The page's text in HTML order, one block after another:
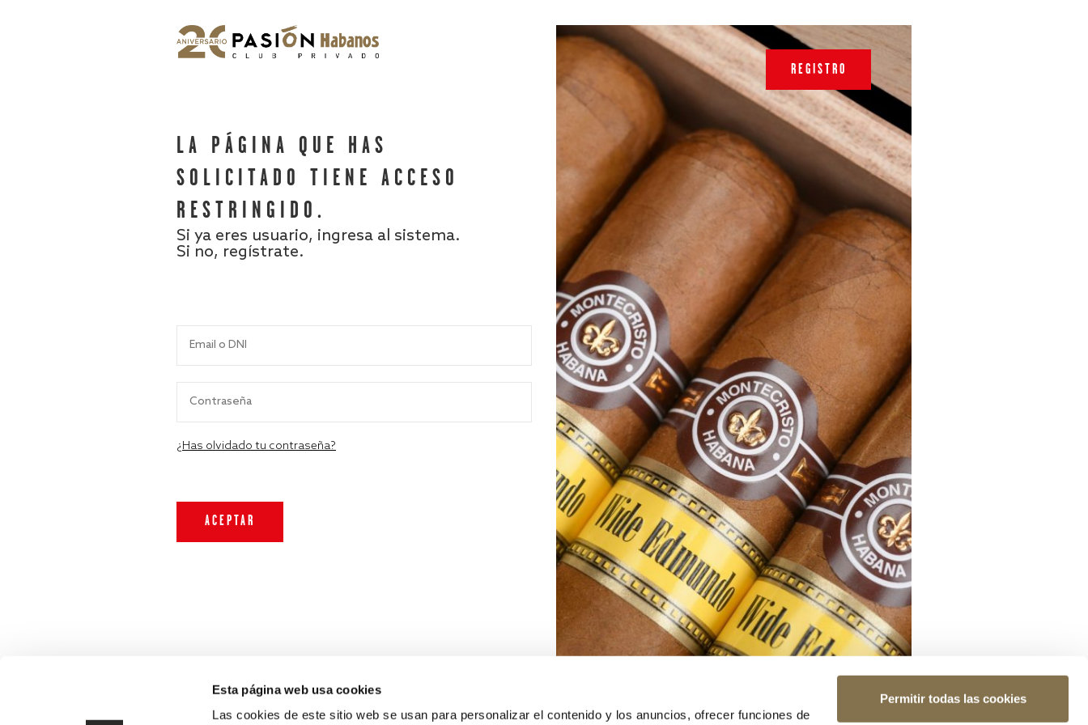
Esta página web usa cookies
Las cookies de este sitio web se usan para personalizar el contenido y los anuncios, ofrecer funciones de
Permitir todas las cookies
LA PÁGINA QUE HAS
SOLICITADO TIENE ACCESO
RESTRINGIDO.
Si ya eres usuario, ingresa al sistema.
Si no, regístrate.
¿Has olvidado tu contraseña?
REGISTRO